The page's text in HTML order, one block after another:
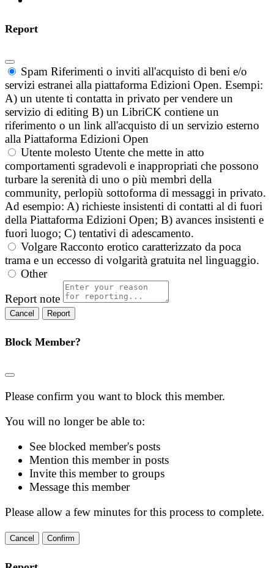
Report
Spam Riferimenti o inviti all'acquisto di beni e/o
servizi estranei alla piattaforma Edizioni Open. Esempi:
A) un utente ti contatta in privato per vendere un
servizio di editing B) un LibriCK contiene un
riferimento o un link all'acquisto di un servizio esterno
alla Piattaforma Edizioni Open
Utente molesto Utente che mette in atto
comportamenti sgradevoli e inappropriati che possono
turbare la serenità di uno o più membri della
community, perlopiù sottoforma di messaggi in privato.
Ad esempio: A) richieste insistenti di contatti al di fuori
della Piattaforma Edizioni Open; B) avances insistenti e
fuori luogo; C) tentativi di adescamento.
Volgare Racconto erotico caratterizzato da poca
trama e un eccesso di volgarità gratuita nel linguaggio.
Other
Report note
Report
Block Member?
Please confirm you want to block this member.
You will no longer be able to:
See blocked member's posts
Mention this member in posts
Invite this member to groups
Message this member
Please allow a few minutes for this process to complete.
Confirm